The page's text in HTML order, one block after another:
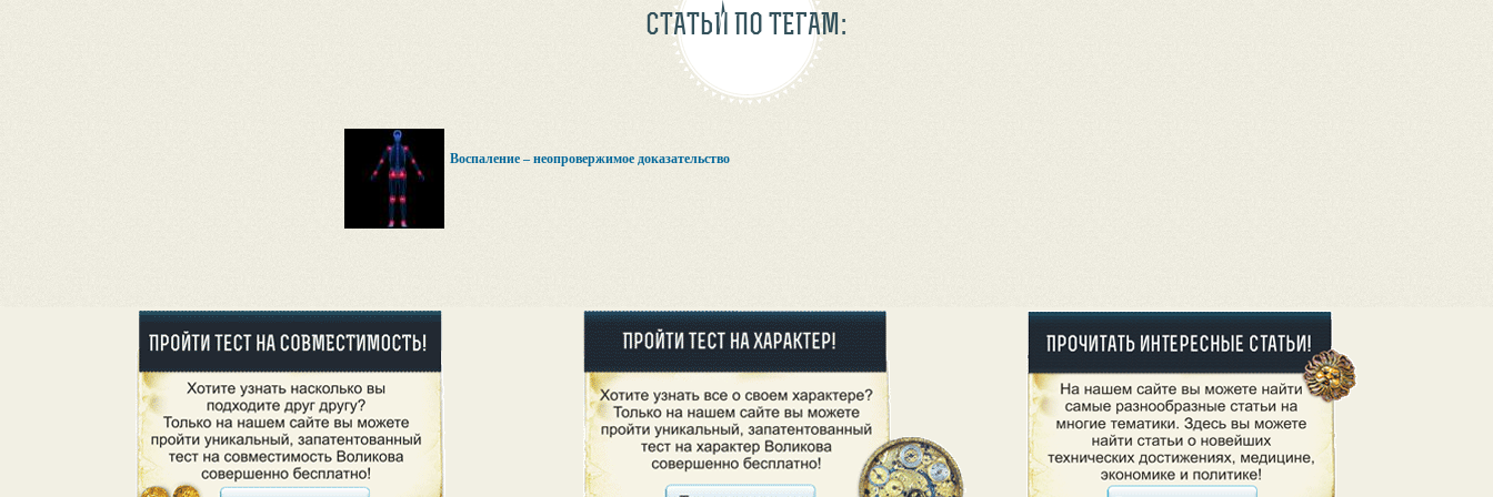
СТАТЬИ ПО ТЕГАМ:
Воспаление – неопровержимое доказательство